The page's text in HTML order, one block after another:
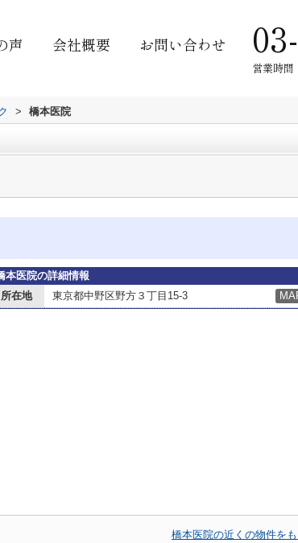
声 会社概要 お問い合わせ
営業時
> 橋本医院
本医院の詳細情報
所在地
東京都中野区野方３丁目15-3
橋本医院の近くの物件を